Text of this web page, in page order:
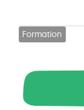
Formation